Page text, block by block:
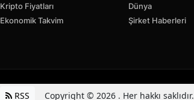
Kripto Fiyatları
Ekonomik Takvim
Dünya
Şirket Haberleri
RSS Copyright © 2026 . Her hakkı saklıdır.